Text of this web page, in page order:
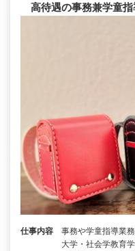
高待遇の事務兼学童指
仕事内容
事務や学童指導業
大学・社会学教育